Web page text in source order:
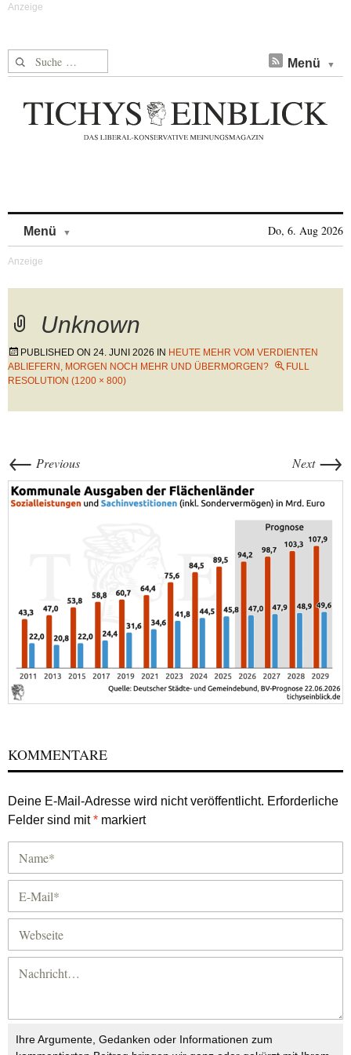
Suche nach: Menü
Menü Do, 6. Aug 2026
Unknown
PUBLISHED ON 24. JUNI 2026 IN HEUTE MEHR VOM VERDIENTEN
ABLIEFERN, MORGEN NOCH MEHR UND ÜBERMORGEN?
FULL
RESOLUTION (1200 × 800)
← Previous Next →
KOMMENTARE
Deine E-Mail-Adresse wird nicht veröffentlicht. Erforderliche
Felder sind mit* markiert
Ihre Argumente, Gedanken oder Informationen zum